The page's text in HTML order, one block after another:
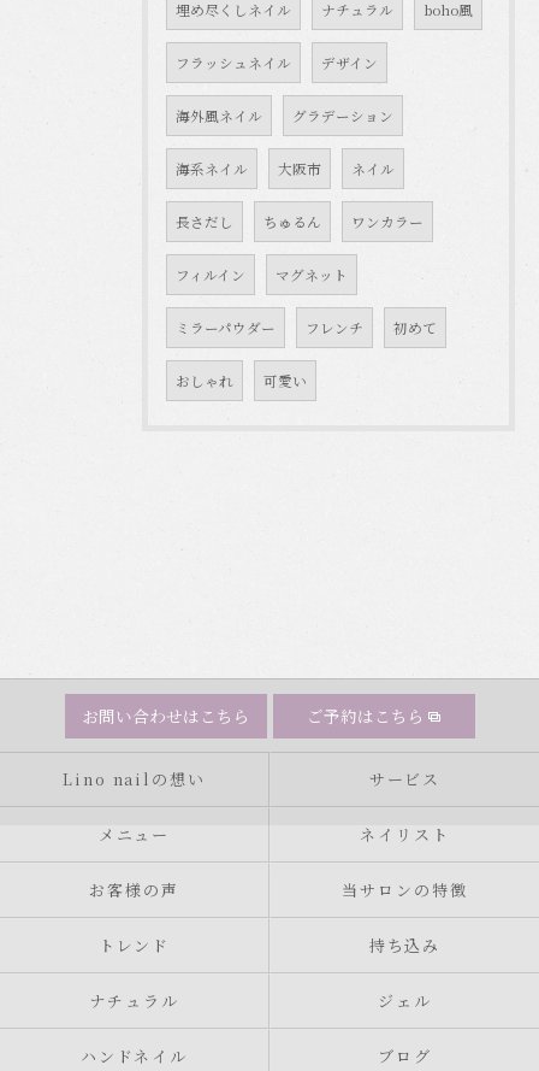
埋め尽くしネイル ナチュラル boho風
フラッシュネイル デザイン
海外風ネイル グラデーション
海系ネイル 大阪市 ネイル
長さだし ちゅるん ワンカラー
フィルイン マグネット
ミラーパウダー フレンチ 初めて
おしゃれ 可愛い
お問い合わせはこちら ご予約はこちら
Lino nailの想い サービス
メニュー ネイリスト
お客様の声 当サロンの特徴
トレンド 持ち込み
ナチュラル ジェル
ハンドネイル ブログ